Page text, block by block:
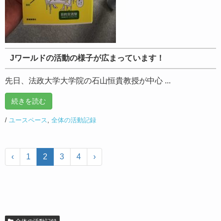
Jワールドの活動の様子が広まっています！
先日、法政大学大学院の石山恒貴教授が中心 ...
続きを読む
/ ユースペース 全体の活動記録
‹ 1 2 3 4 ›